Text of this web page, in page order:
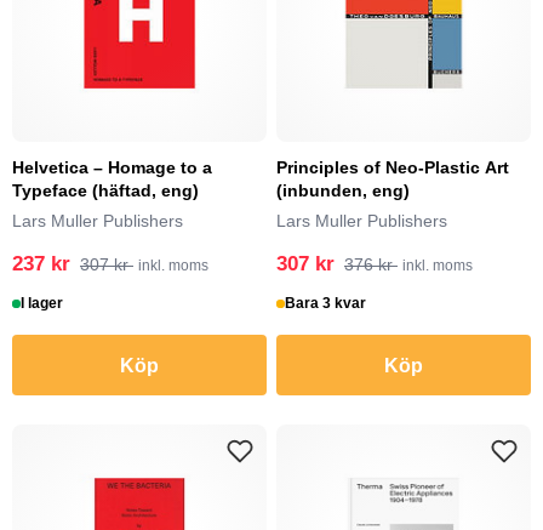
Helvetica – Homage to a
Typeface (häftad, eng)
Lars Muller Publishers
237 kr 307 kr inkl. moms
I lager
Köp
Principles of Neo-Plastic Art
(inbunden, eng)
Lars Muller Publishers
307 kr 376 kr inkl. moms
Bara 3 kvar
Köp